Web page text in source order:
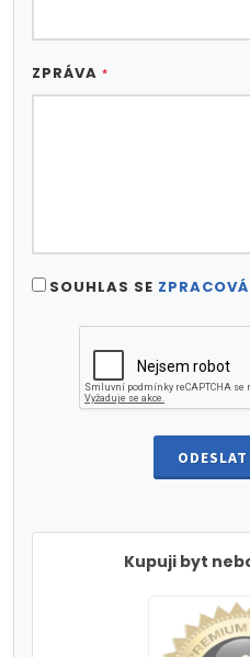
ZPRÁVA *
SOUHLAS SE
Kupuji byt